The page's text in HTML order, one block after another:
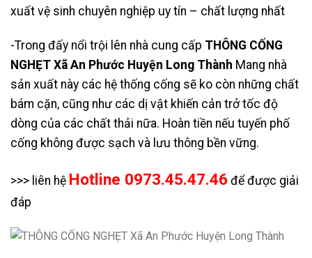
xuất vệ sinh chuyên nghiệp uy tín – chất lượng nhất
-Trong đấy nổi trội lên nhà cung cấp THÔNG CỐNG
NGHẸT Xã An Phước Huyện Long Thành Mang nhà
sản xuất này các hệ thống cống sẽ ko còn những chất
bám cặn, cũng như các dị vật khiến cản trở tốc độ
dòng của các chất thải nữa. Hoàn tiền nếu tuyến phố
cống không được sạch và lưu thông bền vững.
>>> liên hệ Hotline 0973.45.47.46 để được giải
đáp